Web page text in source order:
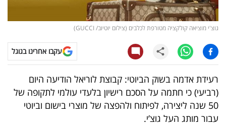
קריפטו
טלוויזיה
עסקי
ספורט
קריירה
גוצ'י מוציאה קולקציה מטורפת לכלבים (צילום יוטיוב/ GUCCI)
עקבו אחרינו בגוגל
רעידת אדמה בשוק הביוטי: קבוצת לוריאל הודיעה היום
(רביעי) כי חתמה על הסכם רישיון בלעדי עולמי לתקופה של
50 שנה ליצירה, לפיתוח ולהפצה של מוצרי בישום וביוטי
עבור מותג העל גוצ’י.